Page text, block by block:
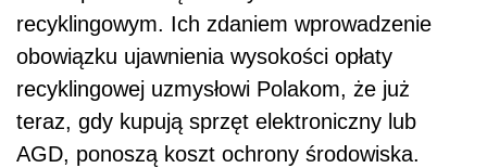
recyklingowym. Ich zdaniem wprowadzenie
obowiązku ujawnienia wysokości opłaty
recyklingowej uzmysłowi Polakom, że już
teraz, gdy kupują sprzęt elektroniczny lub
AGD, ponoszą koszt ochrony środowiska.